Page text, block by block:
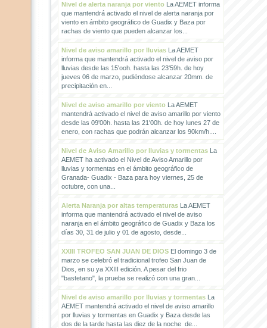
Nivel de alerta naranja por vientoLa AEMET informa
que mantendrá activado el nivel de alerta naranja por
viento en ámbito geográfico de Guadix y Baza por
rachas de viento que pueden alcanzar los...
Nivel de aviso amarillo por lluviasLa AEMET
informa que mantendrá activado el nivel de aviso por
lluvias desde las 15'ooh. hasta las 23'59h. de hoy
jueves 06 de marzo, pudiéndose alcanzar 20mm. de
precipitación en...
Nivel de aviso amarillo por vientoLa AEMET
mantendrá activado el nivel de aviso amarillo por viento
desde las 09'00h. hasta las 21'00h. de hoy lunes 27 de
enero, con rachas que podrán alcanzar los 90km/h....
Nivel de Aviso Amarillo por lluvias y tormentasLa
AEMET ha activado el Nivel de Aviso Amarillo por
lluvias y tormentas en el ámbito geográfico de
Granada- Guadix - Baza para hoy viernes, 25 de
octubre, con una...
Alerta Naranja por altas temperaturasLa AEMET
informa que mantendrá activado el nivel de aviso
naranja en el ámbito geográfico de Guadix y Baza los
días 30, 31 de julio y 01 de agosto, desde...
XXIII TROFEO SAN JUAN DE DIOSEl domingo 3 de
marzo se celebró el tradicional trofeo San Juan de
Dios, en su ya XXIII edición. A pesar del frio
"bastetano", la prueba se realizó con una gran...
Nivel de aviso amarillo por lluvias y tormentasLa
AEMET mantendrá activado el nivel de aviso amarillo
por lluvias y tormentas en Guadix y Baza desde las
dos de la tarde hasta las diez de la noche de...